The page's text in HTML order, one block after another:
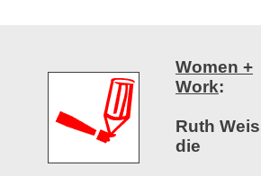
Women +
Work:
Ruth
die